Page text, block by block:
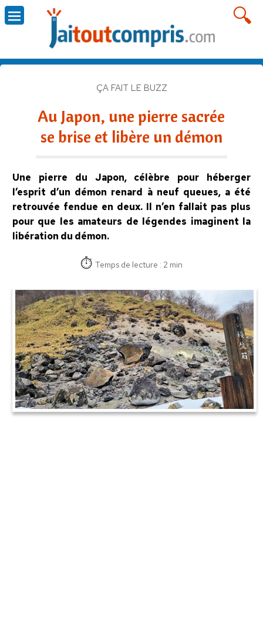
ÇA FAIT LE BUZZ
Au Japon, une pierre sacrée
se brise et libère un démon
Une pierre du Japon, célèbre pour héberger
l’esprit d’un démon renard à neuf queues, a été
retrouvée fendue en deux. Il n’en fallait pas plus
pour que les amateurs de légendes imaginent la
libération du démon.
Temps de lecture : 2 min